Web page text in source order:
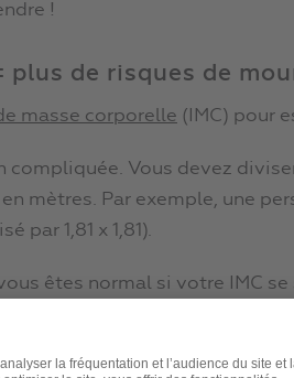
!
plus de risques de
masse corporelle (IMC) pour
compliquée. Vous devez
mètres. Par exemple, une
par 1,81 x 1,81).
êtes normal si votre IMC
sur les images ci-dessus